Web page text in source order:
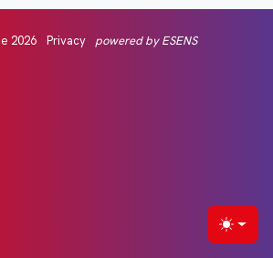
2026 Privacy powered by ESENS